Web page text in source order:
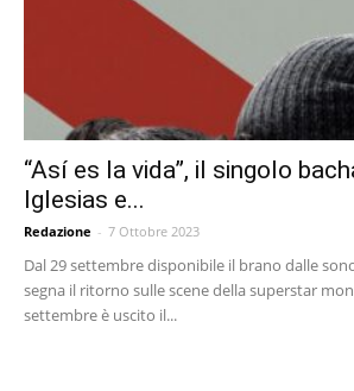
“Así es la vida”, il singolo
Iglesias e...
Redazione - 7 Ottobre 2023
Dal 29 settembre disponibile il brano dalle
segna il ritorno sulle scene della superstar
settembre è uscito il...